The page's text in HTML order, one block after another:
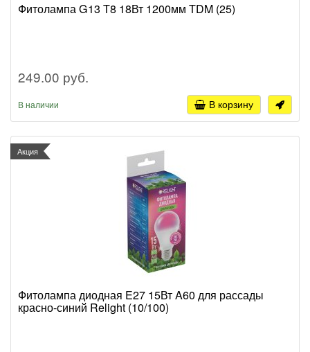
Фитолампа G13 T8 18Вт 1200мм TDM (25)
249.00 руб.
В наличии В корзину
Акция
Фитолампа диодная E27 15Вт A60 для рассады
красно-синий Relight (10/100)